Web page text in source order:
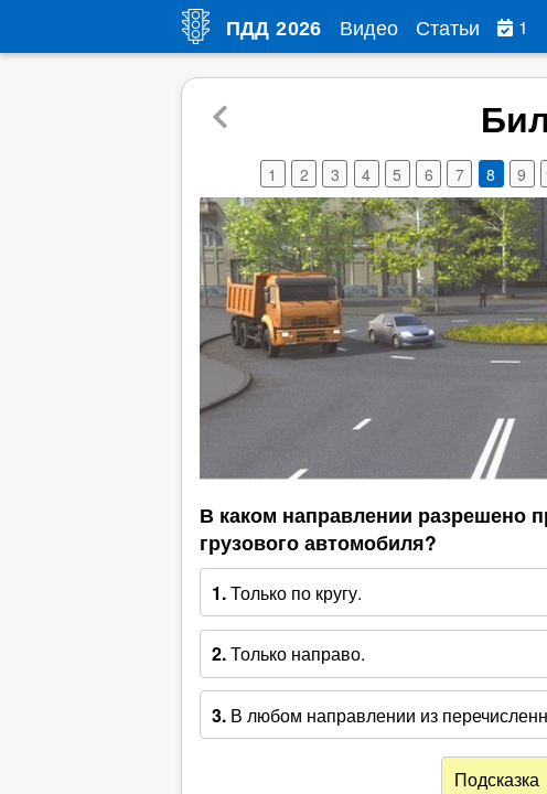
1 2 3 4 5 6 7 8 9
В каком направлении разрешено
грузового автомобиля?
1.Только по кругу.
2.Только направо.
3.В любом направлении из
Подсказка
ПДД2026 Видео Статьи 1